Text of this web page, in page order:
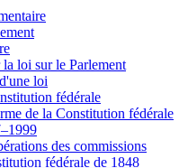
la loi sur le Parlement
loi
fédérale
de la Constitution fédérale
des commissions
fédérale de 1848